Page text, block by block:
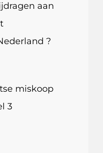
aan
?
miskoop
3